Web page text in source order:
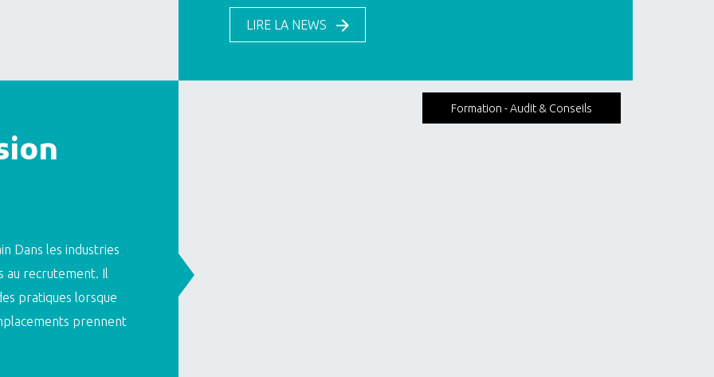
LIRE LA NEWS
Formation - Audit & Conseils
Dans les industries
au recrutement. Il
pratiques lorsque
prennent